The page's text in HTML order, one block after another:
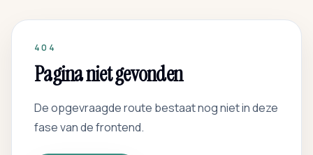
404
Pagina niet gevonden
De opgevraagde route bestaat nog niet in deze
fase van de frontend.